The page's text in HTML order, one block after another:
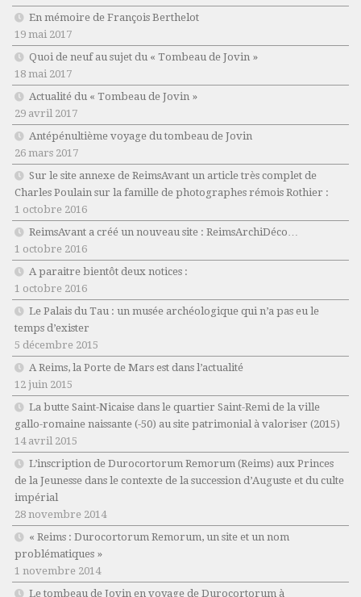
En mémoire de François Berthelot
19 mai 2017
Quoi de neuf au sujet du « Tombeau de Jovin »
18 mai 2017
Actualité du « Tombeau de Jovin »
29 avril 2017
Antépénultième voyage du tombeau de Jovin
26 mars 2017
Sur le site annexe de ReimsAvant un article très complet de
Charles Poulain sur la famille de photographes rémois Rothier :
1 octobre 2016
ReimsAvant a créé un nouveau site : ReimsArchiDéco…
1 octobre 2016
A paraitre bientôt deux notices :
1 octobre 2016
Le Palais du Tau : un musée archéologique qui n’a pas eu le
temps d’exister
5 décembre 2015
A Reims, la Porte de Mars est dans l’actualité
12 juin 2015
La butte Saint-Nicaise dans le quartier Saint-Remi de la ville
gallo-romaine naissante (-50) au site patrimonial à valoriser (2015)
14 avril 2015
L’inscription de Durocortorum Remorum (Reims) aux Princes
de la Jeunesse dans le contexte de la succession d’Auguste et du culte
impérial
28 novembre 2014
« Reims : Durocortorum Remorum, un site et un nom
problématiques »
1 novembre 2014
Le tombeau de Jovin en voyage de Durocortorum à